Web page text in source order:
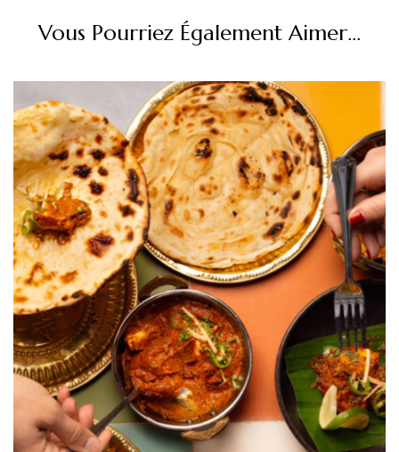
Vous Pourriez Également Aimer...